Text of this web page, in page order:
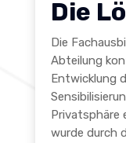
Die
Die
Abteilung
Entwicklung
Privatsphäre
wurde durch